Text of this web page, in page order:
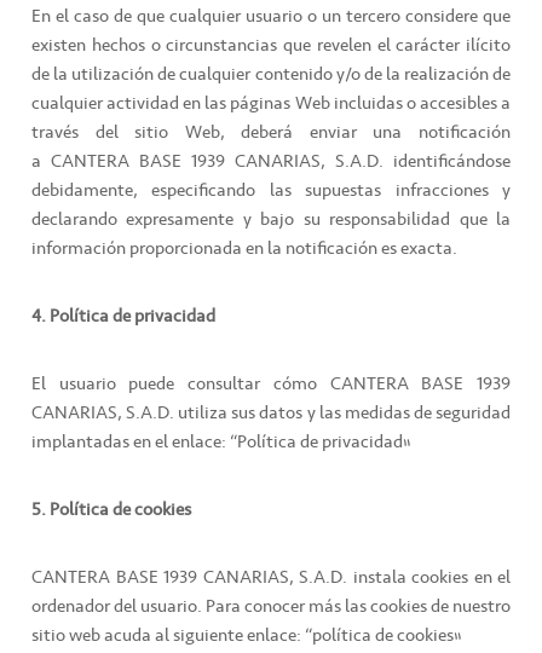
En el caso de que cualquier usuario o un tercero considere que
existen hechos o circunstancias que revelen el carácter ilícito
de la utilización de cualquier contenido y/o de la realización de
cualquier actividad en las páginas Web incluidas o accesibles a
través del sitio Web, deberá enviar una notificación
a CANTERA BASE 1939 CANARIAS, S.A.D. identificándose
debidamente, especificando las supuestas infracciones y
declarando expresamente y bajo su responsabilidad que la
información proporcionada en la notificación es exacta.
4. Política de privacidad
El usuario puede consultar cómo CANTERA BASE 1939
CANARIAS, S.A.D. utiliza sus datos y las medidas de seguridad
implantadas en el enlace: “Política de privacidad”
5. Política de cookies
CANTERA BASE 1939 CANARIAS, S.A.D. instala cookies en el
ordenador del usuario. Para conocer más las cookies de nuestro
sitio web acuda al siguiente enlace: “política de cookies”